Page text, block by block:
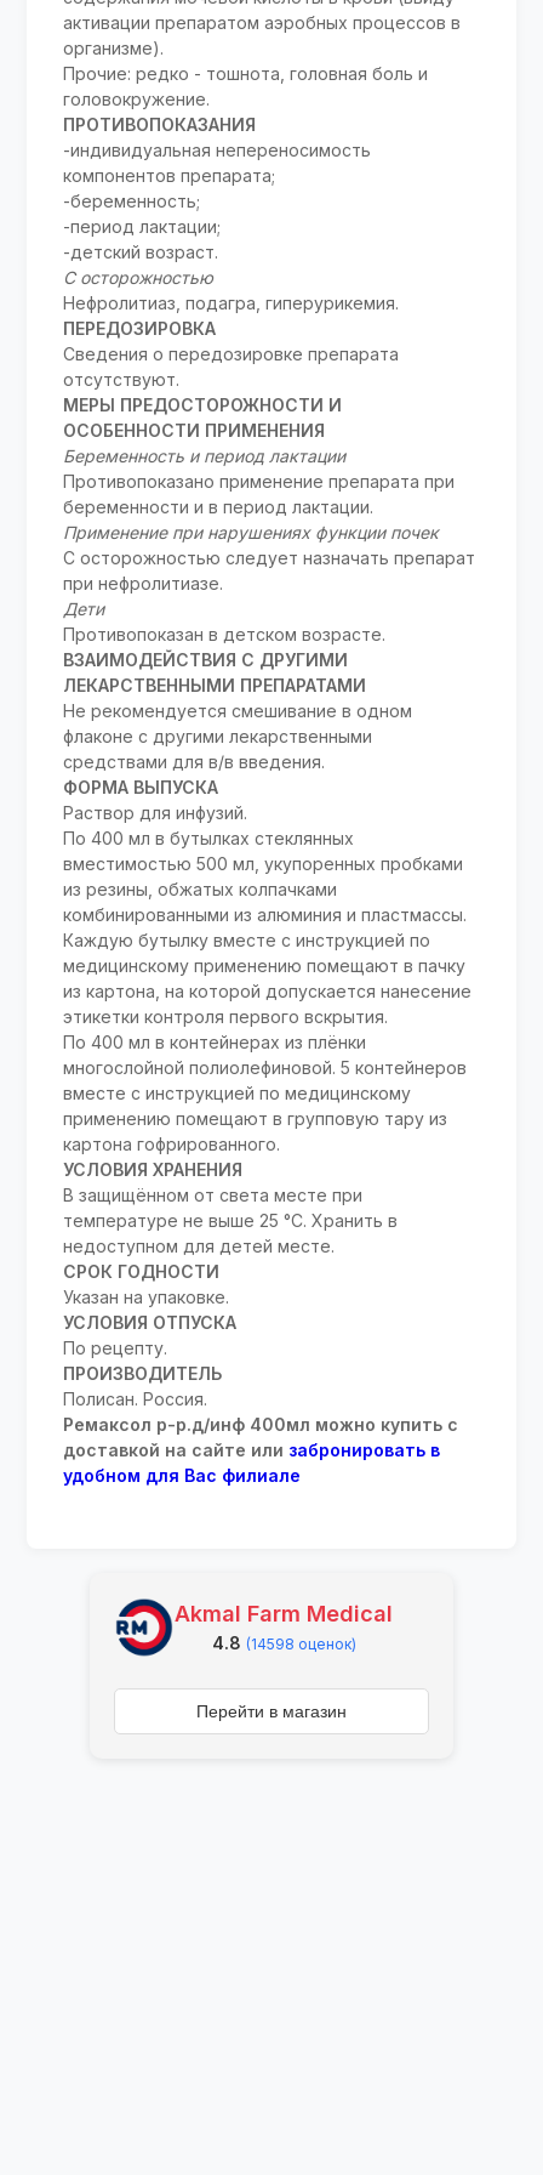
активации препаратом аэробных процессов в
организме).
Прочие: редко - тошнота, головная боль и
головокружение.
ПРОТИВОПОКАЗАНИЯ
-индивидуальная непереносимость
компонентов препарата;
-беременность;
-период лактации;
-детский возраст.
С осторожностью
Нефролитиаз, подагра, гиперурикемия.
ПЕРЕДОЗИРОВКА
Сведения о передозировке препарата
отсутствуют.
МЕРЫ ПРЕДОСТОРОЖНОСТИ И
ОСОБЕННОСТИ ПРИМЕНЕНИЯ
Беременность и период лактации
Противопоказано применение препарата при
беременности и в период лактации.
Применение при нарушениях функции почек
С осторожностью следует назначать препарат
при нефролитиазе.
Дети
Противопоказан в детском возрасте.
ВЗАИМОДЕЙСТВИЯ С ДРУГИМИ
ЛЕКАРСТВЕННЫМИ ПРЕПАРАТАМИ
Не рекомендуется смешивание в одном
флаконе с другими лекарственными
средствами для в/в введения.
ФОРМА ВЫПУСКА
Раствор для инфузий.
По 400 мл в бутылках стеклянных
вместимостью 500 мл, укупоренных пробками
из резины, обжатых колпачками
комбинированными из алюминия и пластмассы.
Каждую бутылку вместе с инструкцией по
медицинскому применению помещают в пачку
из картона, на которой допускается нанесение
этикетки контроля первого вскрытия.
По 400 мл в контейнерах из плёнки
многослойной полиолефиновой. 5 контейнеров
вместе с инструкцией по медицинскому
применению помещают в групповую тару из
картона гофрированного.
УСЛОВИЯ ХРАНЕНИЯ
В защищённом от света месте при
температуре не выше 25 °C. Хранить в
недоступном для детей месте.
СРОК ГОДНОСТИ
Указан на упаковке.
УСЛОВИЯ ОТПУСКА
По рецепту.
ПРОИЗВОДИТЕЛЬ
Полисан. Россия.
Ремаксол р-р.д/инф 400мл можно купить с
доставкой на сайте или забронировать в
удобном для Вас филиале
Akmal Farm Medical
4.8 (14598 оценок)
Перейти в магазин